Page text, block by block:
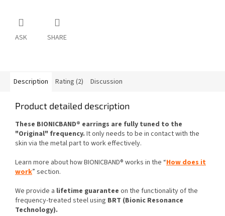
ASK SHARE
Description Rating (2) Discussion
Product detailed description
These BIONICBAND® earrings are fully tuned to the
"Original" frequency. It only needs to be in contact with the
skin via the metal part to work effectively.
Learn more about how BIONICBAND® works in the “How does it
work” section.
We provide a lifetime guarantee on the functionality of the
frequency-treated steel using BRT (Bionic Resonance
Technology).